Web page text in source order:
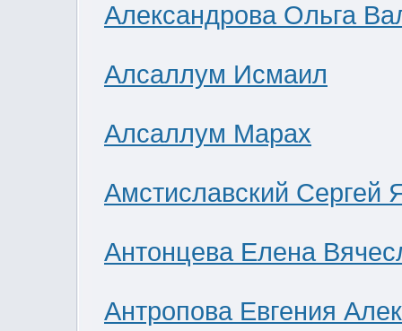
Александрова Ольга
Алсаллум Исмаил
Алсаллум Марах
Амстиславский Сергей
Антонцева Елена
Антропова Евгения